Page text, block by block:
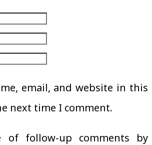
email, and website in this
next time I comment.
of follow-up comments by